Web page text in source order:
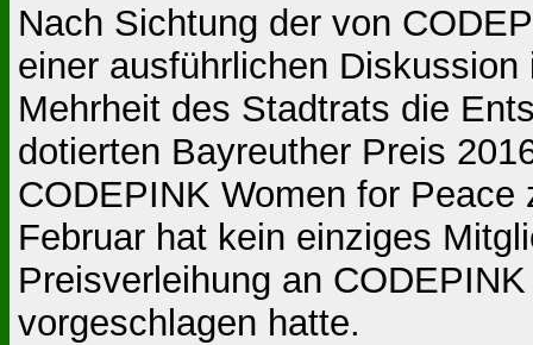
Nach Sichtung der von
einer ausführlichen
Mehrheit des Stadtrats die
dotierten Bayreuther Preis
CODEPINK Women for
Februar hat kein einziges
Preisverleihung an
vorgeschlagen hatte.